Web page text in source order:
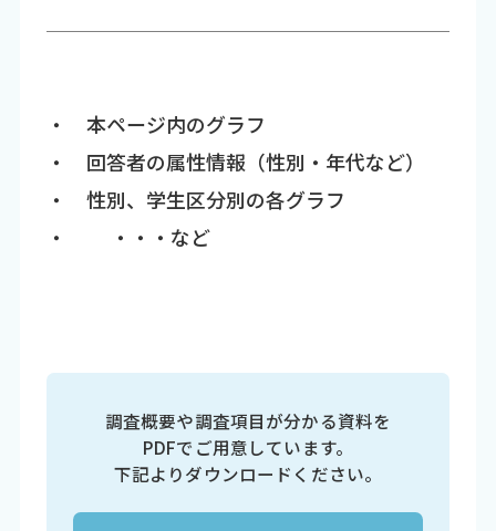
・ 本ページ内のグラフ
・ 回答者の属性情報（性別・年代など）
・ 性別、学生区分別の各グラフ
・ ・・・など
調査概要や調査項目が分かる資料を
PDFでご用意しています。
下記よりダウンロードください。